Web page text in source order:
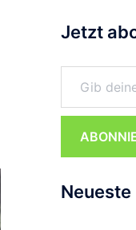
Jetzt
Gib deine E-Mail-Adresse ein ...